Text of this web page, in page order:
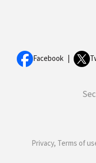
Facebook
Privacy, Terms of